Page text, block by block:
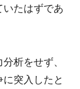
たはずであ
析をせず、
突入したと